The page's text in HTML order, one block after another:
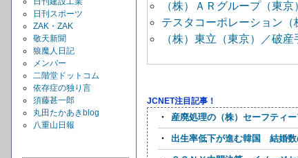
日刊スポーツ
ZAK・ZAK
敬天新聞
狼魔人日記
メンバー
二階堂ドットコム
依存症の独り言
須藤甚一郎
丸田たかあきblog
八重山日報
（株）ＡＲグループ（東
テスタコーポレーション
（株）東立（東京）／破
JCNET注目記事！
・ 産廃処理の（株）セーフティ
・ 出生率低下が進む韓国 結婚